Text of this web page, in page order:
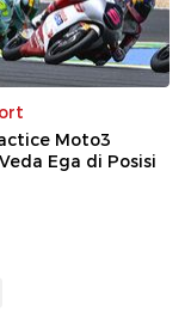
Moto3
Ega di Posisi